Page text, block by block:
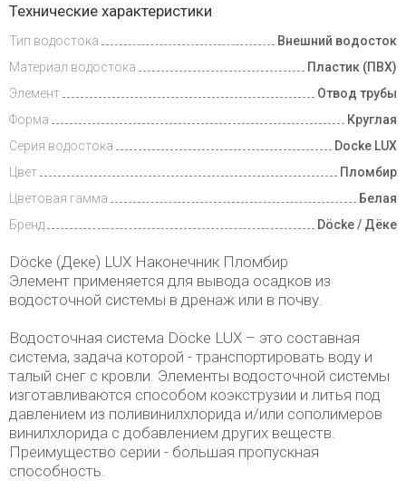
и оплата
Технические характеристики
Тип водостока
Внешний водосток
Материал водостока
Пластик (ПВХ)
Элемент
Отвод трубы
Форма
Круглая
Серия водостока
Docke LUX
Цвет
Пломбир
Цветовая гамма
Белая
Бренд
Döcke / Дёке
Döcke (Деке) LUX Наконечник Пломбир
Элемент применяется для вывода осадков из
водосточной системы в дренаж или в почву.
Водосточная система Döcke LUX – это составная
система, задача которой - транспортировать воду и
талый снег с кровли. Элементы водосточной системы
изготавливаются способом коэкструзии и литья под
давлением из поливинилхлорида и/или сополимеров
винилхлорида с добавлением других веществ.
Преимущество серии - большая пропускная
способность.